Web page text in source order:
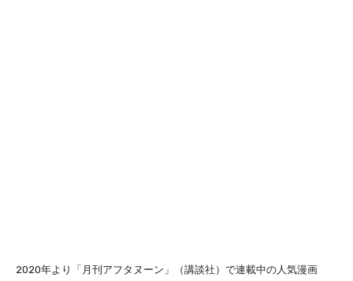
2020年より「月刊アフタヌーン」（講談社）で連載中の人気漫画